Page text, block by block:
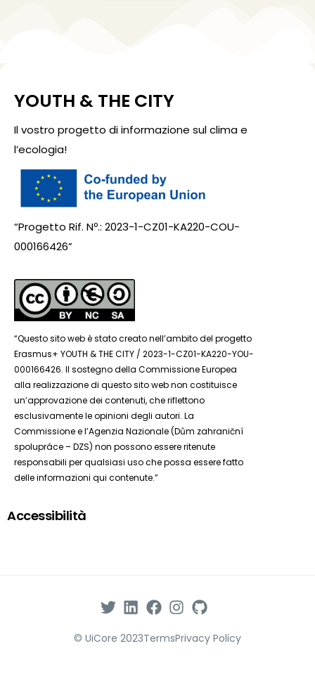
YOUTH & THE CITY
Il vostro progetto di informazione sul clima e
l’ecologia!
“Progetto Rif. Nº.: 2023-1-CZ01-KA220-COU-
000166426”
“Questo sito web è stato creato nell’ambito del progetto
Erasmus+ YOUTH & THE CITY / 2023-1-CZ01-KA220-YOU-
000166426. Il sostegno della Commissione Europea
alla realizzazione di questo sito web non costituisce
un’approvazione dei contenuti, che riflettono
esclusivamente le opinioni degli autori. La
Commissione e l’Agenzia Nazionale (Dům zahraniční
spolupráce – DZS) non possono essere ritenute
responsabili per qualsiasi uso che possa essere fatto
delle informazioni qui contenute.”
Accessibilità
© UiCore 2023TermsPrivacy Policy